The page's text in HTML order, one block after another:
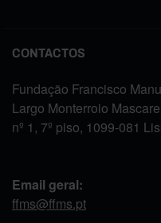
CONTACTOS
Fundação Francisco
Largo Monterroio
nº 1, 7º piso, 1099-081
Email geral:
ffms@ffms.pt